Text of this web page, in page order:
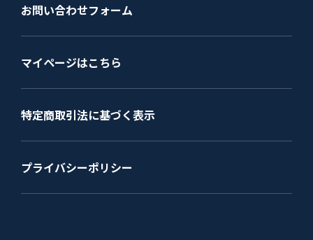
お問い合わせフォーム
マイページはこちら
特定商取引法に基づく表示
プライバシーポリシー